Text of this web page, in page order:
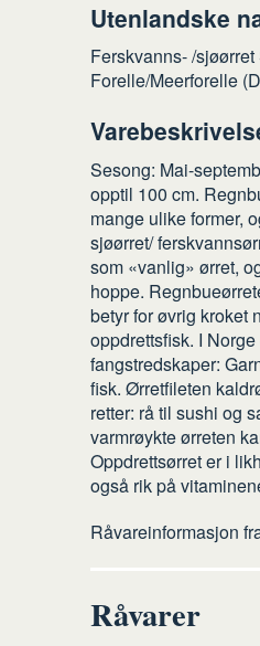
Utenlandske
Ferskvanns- /
Forelle/Meerforelle
Sesong: Mai-
opptil 100 cm.
mange ulike former,
sjøørret/
som «vanlig» ørret,
hoppe.
betyr for øvrig kroket
oppdrettsfisk. I
fangstredskaper:
fisk. Ørretfileten
retter: rå til sushi og
varmrøykte ørreten
Oppdrettsørret er i
også rik på
Råvareinformasjon
Råvarer